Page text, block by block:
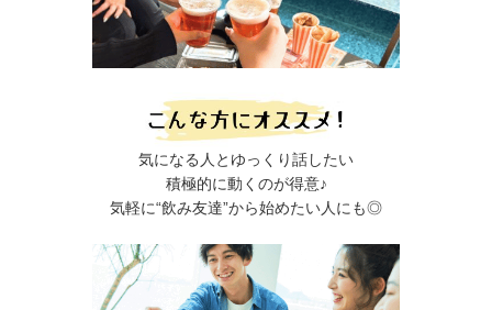
気になる人とゆっくり話したい
積極的に動くのが得意♪
気軽に“飲み友達”から始めたい人にも◎